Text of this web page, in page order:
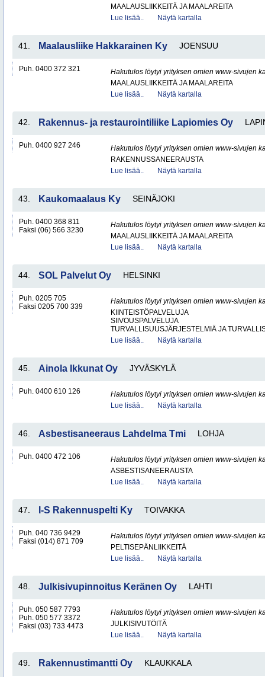
MAALAUSLIIKKEITÄ JA MAALAREITA
Lue lisää..
Näytä kartalla
41. Maalausliike Hakkarainen Ky JOENSUU
Puh. 0400 372 321
Hakutulos löytyi yrityksen omien www-sivujen
MAALAUSLIIKKEITÄ JA MAALAREITA
Lue lisää..
Näytä kartalla
42. Rakennus- ja restaurointiliike Lapiomies Oy
Puh. 0400 927 246
Hakutulos löytyi yrityksen omien www-sivujen
RAKENNUSSANEERAUSTA
Lue lisää..
Näytä kartalla
43. Kaukomaalaus Ky SEINÄJOKI
Puh. 0400 368 811
Faksi (06) 566 3230
Hakutulos löytyi yrityksen omien www-sivujen
MAALAUSLIIKKEITÄ JA MAALAREITA
Lue lisää..
Näytä kartalla
44. SOL Palvelut Oy HELSINKI
Puh. 0205 705
Faksi 0205 700 339
Hakutulos löytyi yrityksen omien www-sivujen
KIINTEISTÖPALVELUJA
SIIVOUSPALVELUJA
TURVALLISUUSJÄRJESTELMIÄ JA
Lue lisää..
Näytä kartalla
45. Ainola Ikkunat Oy JYVÄSKYLÄ
Puh. 0400 610 126
Hakutulos löytyi yrityksen omien www-sivujen
Lue lisää..
Näytä kartalla
46. Asbestisaneeraus Lahdelma Tmi LOHJA
Puh. 0400 472 106
Hakutulos löytyi yrityksen omien www-sivujen
ASBESTISANEERAUSTA
Lue lisää..
Näytä kartalla
47. I-S Rakennuspelti Ky TOIVAKKA
Puh. 040 736 9429
Faksi (014) 871 709
Hakutulos löytyi yrityksen omien www-sivujen
PELTISEPÄNLIIKKEITÄ
Lue lisää..
Näytä kartalla
48. Julkisivupinnoitus Keränen Oy LAHTI
Puh. 050 587 7793
Puh. 050 577 3372
Faksi (03) 733 4473
Hakutulos löytyi yrityksen omien www-sivujen
JULKISIVUTÖITÄ
Lue lisää..
Näytä kartalla
49. Rakennustimantti Oy KLAUKKALA